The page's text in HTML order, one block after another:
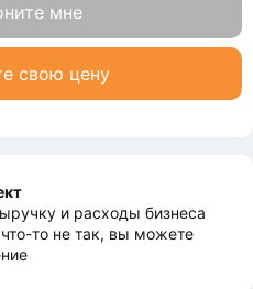
мне
свою цену
и расходы бизнеса
то не так, вы можете